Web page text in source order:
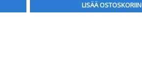
LISÄÄ OSTOSKORIIN